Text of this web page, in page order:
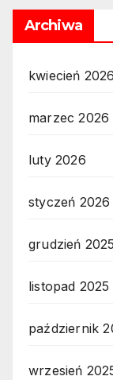
Archiwa
kwiecień 2026
marzec 2026
luty 2026
styczeń 2026
grudzień 2025
listopad 2025
październik
wrzesień